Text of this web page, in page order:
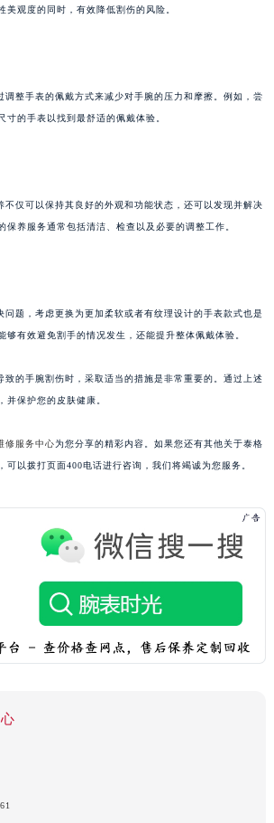
美观度的同时，有效降低割伤的风险。
调整手表的佩戴方式来减少对手腕的压力和摩擦。例如，尝
寸的手表以找到最舒适的佩戴体验。
不仅可以保持其良好的外观和功能状态，还可以发现并解决
保养服务通常包括清洁、检查以及必要的调整工作。
问题，考虑更换为更加柔软或者有纹理设计的手表款式也是
够有效避免割手的情况发生，还能提升整体佩戴体验。
致的手腕割伤时，采取适当的措施是非常重要的。通过上述
并保护您的皮肤健康。
修服务中心为您分享的精彩内容。如果您还有其他关于泰格
可以拨打页面400电话进行咨询，我们将竭诚为您服务。